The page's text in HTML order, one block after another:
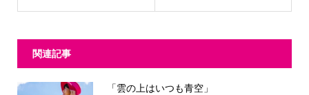
関連記事
「雲の上はいつも青空」